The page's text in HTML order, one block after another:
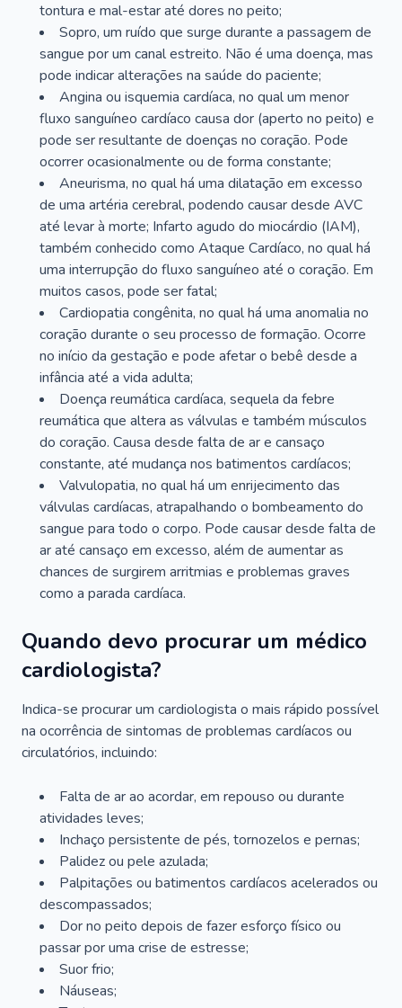
tontura e mal-estar até dores no peito;
Sopro, um ruído que surge durante a passagem de
sangue por um canal estreito. Não é uma doença, mas
pode indicar alterações na saúde do paciente;
Angina ou isquemia cardíaca, no qual um menor
fluxo sanguíneo cardíaco causa dor (aperto no peito) e
pode ser resultante de doenças no coração. Pode
ocorrer ocasionalmente ou de forma constante;
Aneurisma, no qual há uma dilatação em excesso
de uma artéria cerebral, podendo causar desde AVC
até levar à morte; Infarto agudo do miocárdio (IAM),
também conhecido como Ataque Cardíaco, no qual há
uma interrupção do fluxo sanguíneo até o coração. Em
muitos casos, pode ser fatal;
Cardiopatia congênita, no qual há uma anomalia no
coração durante o seu processo de formação. Ocorre
no início da gestação e pode afetar o bebê desde a
infância até a vida adulta;
Doença reumática cardíaca, sequela da febre
reumática que altera as válvulas e também músculos
do coração. Causa desde falta de ar e cansaço
constante, até mudança nos batimentos cardíacos;
Valvulopatia, no qual há um enrijecimento das
válvulas cardíacas, atrapalhando o bombeamento do
sangue para todo o corpo. Pode causar desde falta de
ar até cansaço em excesso, além de aumentar as
chances de surgirem arritmias e problemas graves
como a parada cardíaca.
Quando devo procurar um médico
cardiologista?
Indica-se procurar um cardiologista o mais rápido possível
na ocorrência de sintomas de problemas cardíacos ou
circulatórios, incluindo:
Falta de ar ao acordar, em repouso ou durante
atividades leves;
Inchaço persistente de pés, tornozelos e pernas;
Palidez ou pele azulada;
Palpitações ou batimentos cardíacos acelerados ou
descompassados;
Dor no peito depois de fazer esforço físico ou
passar por uma crise de estresse;
Suor frio;
Náuseas;